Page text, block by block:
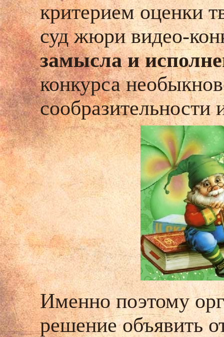
критерием оценки
суд жюри видео-
замысла и
конкурса
Именно поэтому
решение объявить